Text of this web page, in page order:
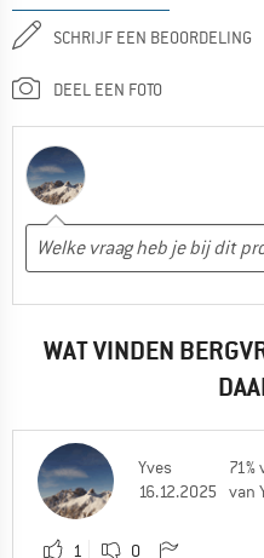
SCHRIJF EEN BEOORDELING
DEEL EEN FOTO
WAT VINDEN
Yves
16.12.2025
van
1 0